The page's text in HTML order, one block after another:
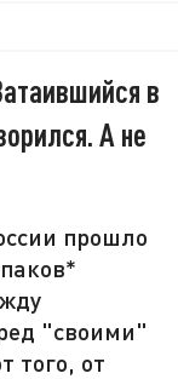
в
А не
прошло
"своими"
того, от